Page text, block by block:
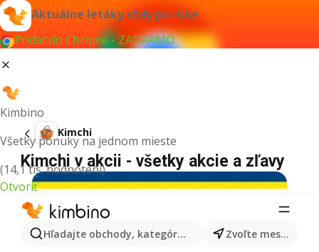
Aktuálne letáky vždy po ruke
Pridať do Chrome - ZADARMO
Kimbino
Všetky ponuky na jednom mieste
(14,1 tis. hodnotení)
Otvoriť
Hľadajte obchody, kategórie, produkty... Zvoľte mesto
Kimchi
Kimchi v akcii - všetky akcie a zľavy